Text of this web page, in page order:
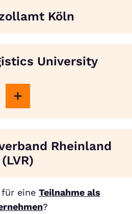
Köln
University
Rheinland
(LVR)
eine Teilnahme als
?